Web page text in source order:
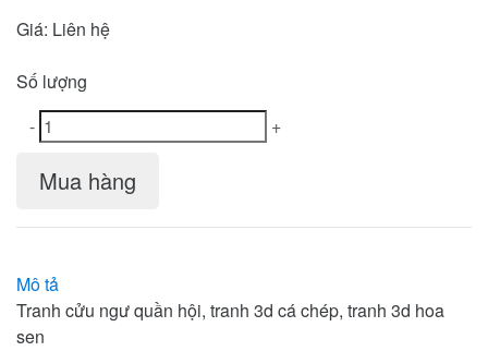
Giá: Liên hệ
Số lượng
-
+
Mua hàng
Mô tả
Tranh cửu ngư quần hội, tranh 3d cá chép, tranh 3d hoa
sen